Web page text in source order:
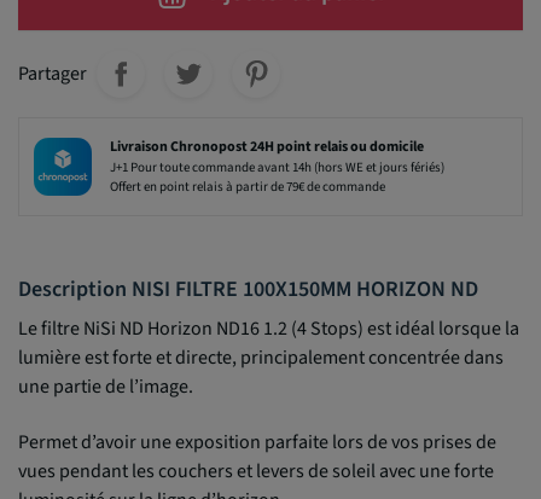
Partager
Livraison Chronopost 24H point relais ou domicile
J+1 Pour toute commande avant 14h (hors WE et jours fériés)
Offert en point relais à partir de 79€ de commande
Description NISI FILTRE 100X150MM HORIZON ND
Le filtreNiSi ND Horizon ND16 1.2 (4 Stops) est idéal lorsque la
lumière est forte et directe, principalement concentrée dans
une partie de l’image.
Permet d’avoir une exposition parfaite lors de vos prises de
vues pendant les couchers et levers de soleil avec une forte